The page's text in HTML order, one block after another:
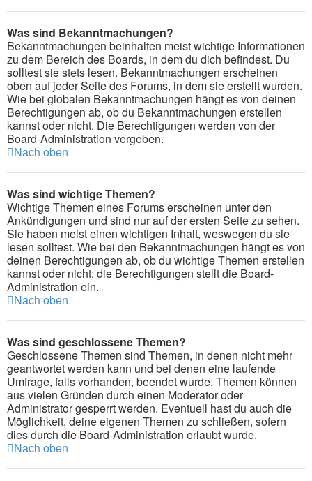
Was sind Bekanntmachungen?
Bekanntmachungen beinhalten meist wichtige Informationen
zu dem Bereich des Boards, in dem du dich befindest. Du
solltest sie stets lesen. Bekanntmachungen erscheinen
oben auf jeder Seite des Forums, in dem sie erstellt wurden.
Wie bei globalen Bekanntmachungen hängt es von deinen
Berechtigungen ab, ob du Bekanntmachungen erstellen
kannst oder nicht. Die Berechtigungen werden von der
Board-Administration vergeben.
Nach oben
Was sind wichtige Themen?
Wichtige Themen eines Forums erscheinen unter den
Ankündigungen und sind nur auf der ersten Seite zu sehen.
Sie haben meist einen wichtigen Inhalt, weswegen du sie
lesen solltest. Wie bei den Bekanntmachungen hängt es von
deinen Berechtigungen ab, ob du wichtige Themen erstellen
kannst oder nicht; die Berechtigungen stellt die Board-
Administration ein.
Nach oben
Was sind geschlossene Themen?
Geschlossene Themen sind Themen, in denen nicht mehr
geantwortet werden kann und bei denen eine laufende
Umfrage, falls vorhanden, beendet wurde. Themen können
aus vielen Gründen durch einen Moderator oder
Administrator gesperrt werden. Eventuell hast du auch die
Möglichkeit, deine eigenen Themen zu schließen, sofern
dies durch die Board-Administration erlaubt wurde.
Nach oben